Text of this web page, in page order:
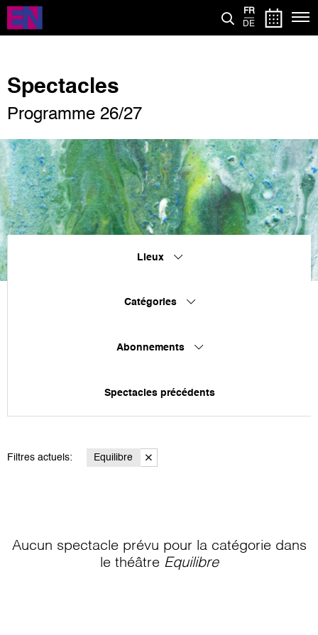
Aller
contenu
FR
DE
Spectacles
Programme 26/27
Lieux
Catégories
Abonnements
Spectacles précédents
Filtres actuels: Equilibre
Aucun spectacle prévu pour la catégorie dans
le théâtre Equilibre